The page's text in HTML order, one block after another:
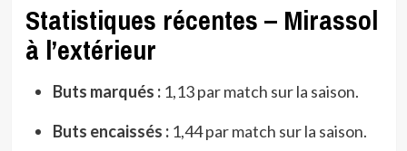
Statistiques récentes – Mirassol
à l’extérieur
Buts marqués :1,13 par match sur la saison.
Buts encaissés :1,44 par match sur la saison.